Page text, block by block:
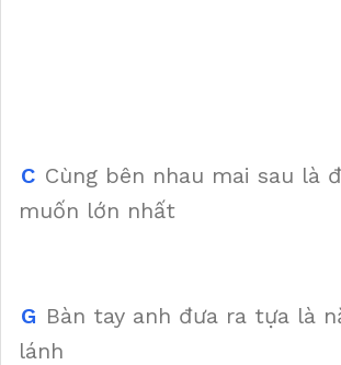
C Cùng bên nhau mai sau là
muốn lớn nhất
G Bàn tay anh đưa ra tựa là
lánh